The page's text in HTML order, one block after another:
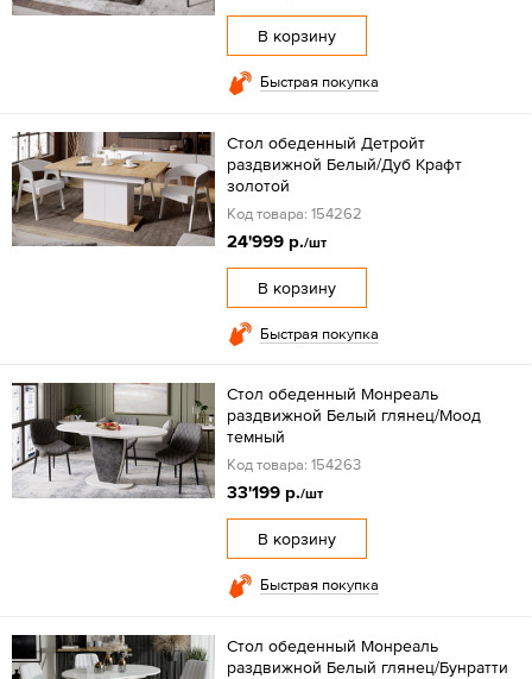
В корзину
Быстрая покупка
Стол обеденный Детройт
раздвижной Белый/Дуб Крафт
золотой
Код товара: 154262
24'999 р./шт
В корзину
Быстрая покупка
Стол обеденный Монреаль
раздвижной Белый глянец/Моод
темный
Код товара: 154263
33'199 р./шт
В корзину
Быстрая покупка
Стол обеденный Монреаль
раздвижной Белый глянец/Бунратти